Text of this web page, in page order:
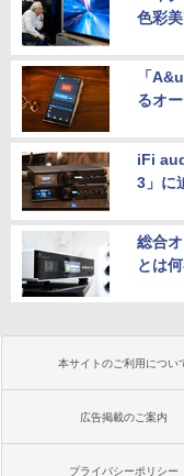
色彩
「
るオ
iFi
3」に
総合
とは
本サイトのご利用につい
広告掲載のご案内
プライバシーポリシー